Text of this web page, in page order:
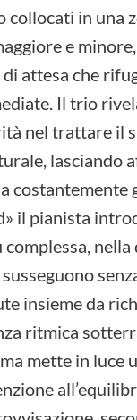
collocati in una
e
attesa che
Il trio
nel trattare il
lasciando
costantemente
il pianista
nella
insieme da
ritmica
mette in luce